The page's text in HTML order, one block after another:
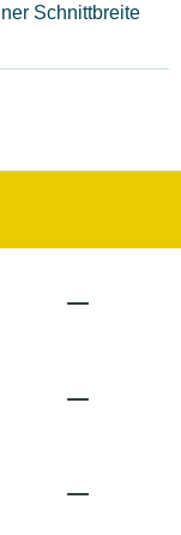
Schnittbreite